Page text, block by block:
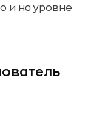
и на уровне